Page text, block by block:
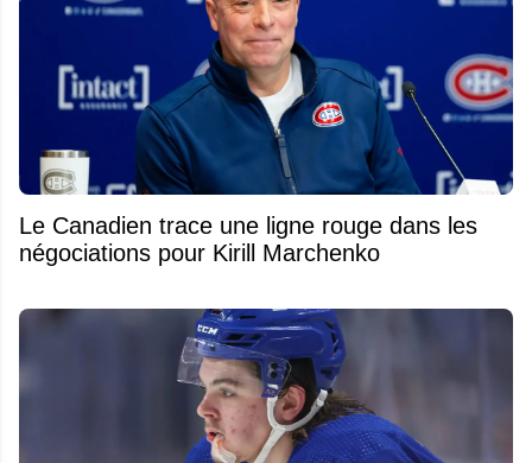
Le Canadien trace une ligne rouge dans les
négociations pour Kirill Marchenko